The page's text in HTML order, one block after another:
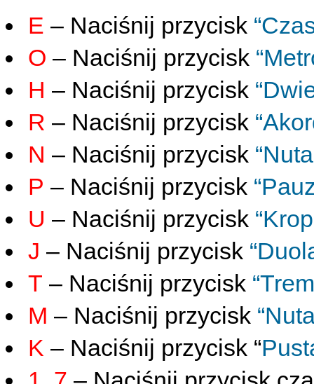
E – Naciśnij przycisk
O – Naciśnij przycisk
H – Naciśnij przycisk
R – Naciśnij przycisk
N – Naciśnij przycisk
P – Naciśnij przycisk
U – Naciśnij przycisk
J – Naciśnij przycisk
T – Naciśnij przycisk
M – Naciśnij przycisk
K – Naciśnij przycisk “